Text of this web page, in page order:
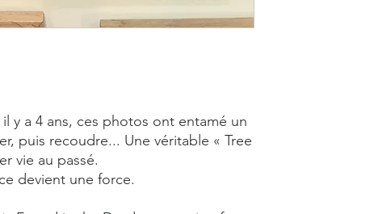
y a 4 ans, ces photos ont entamé un
puis recoudre... Une véritable « Tree
vie au passé.
devient une force.